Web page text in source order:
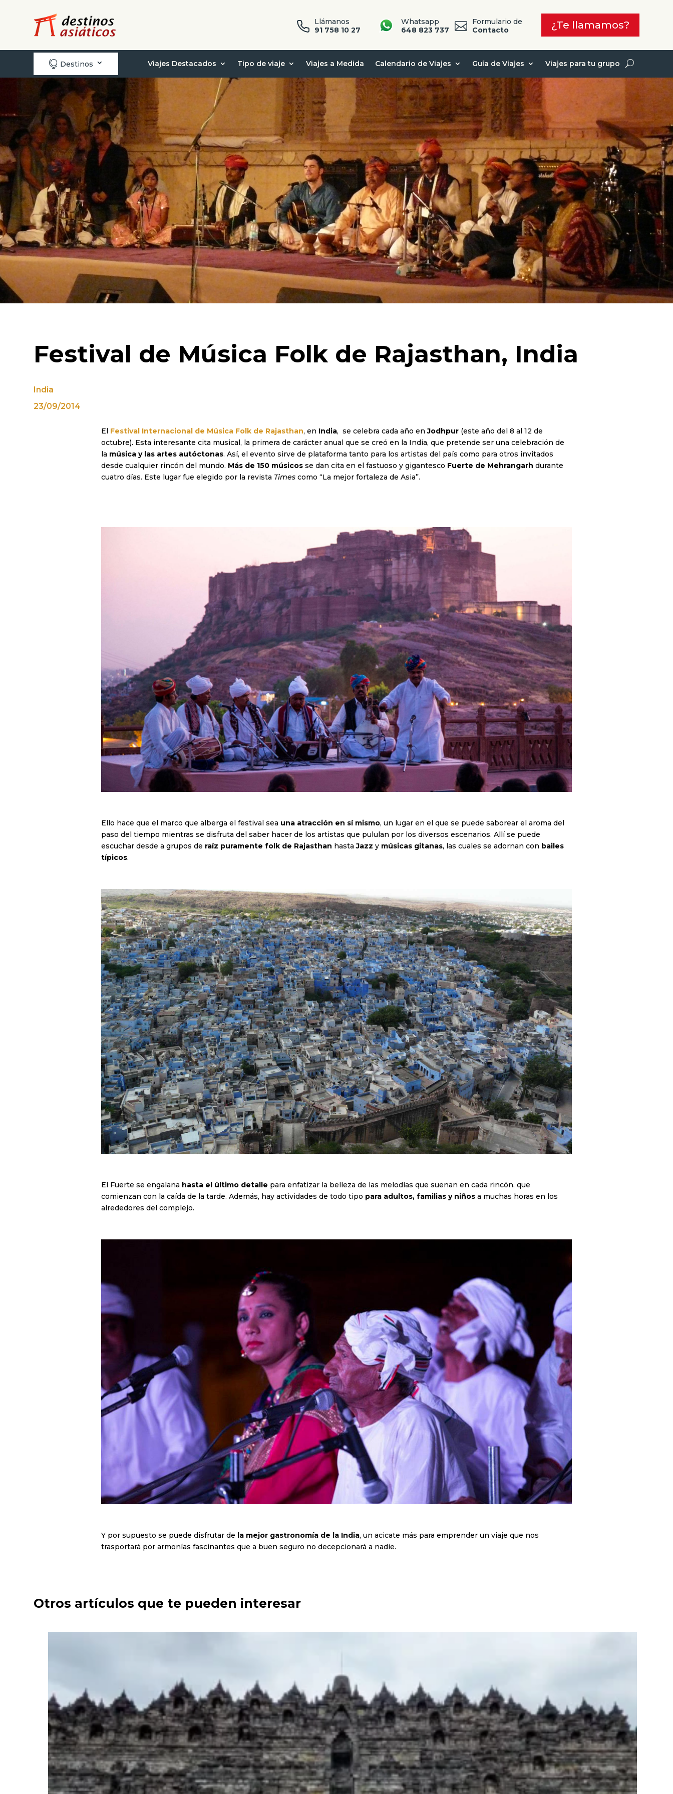
Llámanos
91 758 10 27
Whatsapp
648 823 737

Formulario de
Contacto
¿Te llamamos?
 Destinos Viajes Destacados Tipo de viaje Viajes a Medida Calendario de Viajes Guía de Viajes Viajes para tu grupo
Festival de Música Folk de Rajasthan, India
India
23/09/2014
El Festival Internacional de Música Folk de Rajasthan, en India, se celebra cada año en Jodhpur(este año del 8 al 12 de
octubre). Esta interesante cita musical, la primera de carácter anual que se creó en la India, que pretende ser una celebración de
la música y las artes autóctonas. Así, el evento sirve de plataforma tanto para los artistas del país como para otros invitados
desde cualquier rincón del mundo. Más de 150 músicosse dan cita en el fastuoso y gigantesco Fuerte de Mehrangarh durante
cuatro días. Este lugar fue elegido por la revista Timescomo “La mejor fortaleza de Asia”.
Ello hace que el marco que alberga el festival sea una atracción en sí mismo, un lugar en el que se puede saborear el aroma del
paso del tiempo mientras se disfruta del saber hacer de los artistas que pululan por los diversos escenarios. Allí se puede
escuchar desde a grupos de raíz puramente folk de Rajasthan hastaJazz y músicas gitanas, las cuales se adornan con bailes
típicos.
El Fuerte se engalana hasta el último detalle para enfatizar la belleza de las melodías que suenan en cada rincón, que
comienzan con la caída de la tarde. Además, hay actividades de todo tipo para adultos, familias y niñosa muchas horas en los
alrededores del complejo.
Y por supuesto se puede disfrutar de la mejor gastronomía de la India, un acicate más para emprender un viaje que nos
trasportará por armonías fascinantes que a buen seguro no decepcionará a nadie.
Otros artículos que te pueden interesar